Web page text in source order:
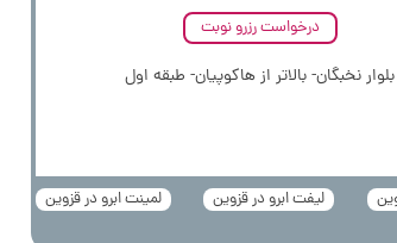
درخواست رزرو نوبت
نخبگان- بالاتر از هاکوپیان- طبقه اول
لیفت ابرو در قزوین
لمینت ابرو در قزوین